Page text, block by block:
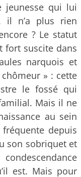
jeunesse qui lui
il n’a plus rien
? Le statut
fort suscite dans
narquois et
» : cette
le fossé qui
Mais il ne
au sein
depuis
son sobriquet et
est. Mais pour